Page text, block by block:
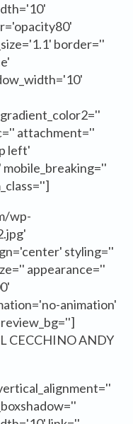
border=''
attachment=''
left'
wp-
styling=''
appearance=''
animation'
CECCHINO ANDY